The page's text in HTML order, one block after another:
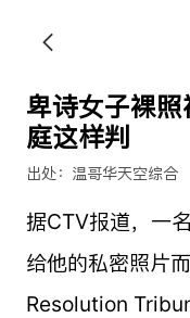
卑诗女子裸
庭这样判
出处：温哥华天空综合
据CTV报道， 一
给他的私密照片
Resolution